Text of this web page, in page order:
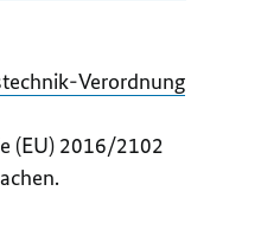
Verordnung
(EU) 2016/2102